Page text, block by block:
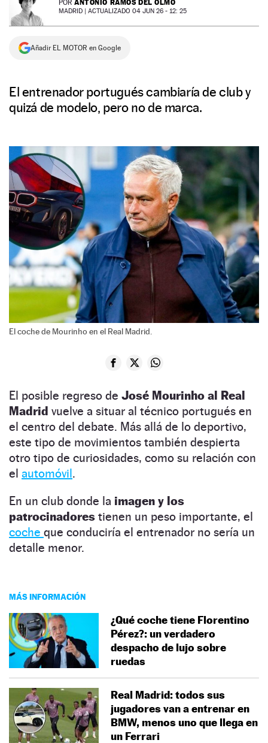
NEWSLETTER
SÍGUENOS
POR ANTONIO RAMOS DEL OLMO
MADRID | ACTUALIZADO 04 JUN 26 - 12: 25
Añadir EL MOTOR en Google
El entrenador portugués cambiaría de club y
quizá de modelo, pero no de marca.
El coche de Mourinho en el Real Madrid.
El posible regreso de José Mourinho al Real
Madrid vuelve a situar al técnico portugués en
el centro del debate. Más allá de lo deportivo,
este tipo de movimientos también despierta
otro tipo de curiosidades, como su relación con
el automóvil.
En un club donde la imagen y los
patrocinadores tienen un peso importante, el
coche que conduciría el entrenador no sería un
detalle menor.
MÁS INFORMACIÓN
¿Qué coche tiene Florentino
Pérez?: un verdadero
despacho de lujo sobre
ruedas
Real Madrid: todos sus
jugadores van a entrenar en
BMW, menos uno que llega en
un Ferrari